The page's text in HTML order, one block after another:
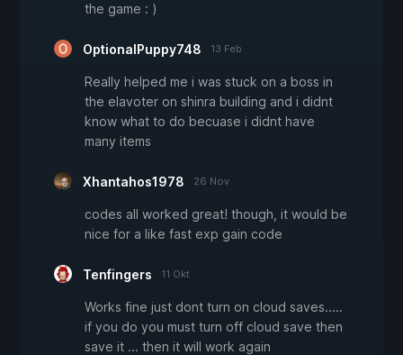
the game : )
OptionalPuppy748 13 Feb
Really helped me i was stuck on a boss in
the elavoter on shinra building and i didnt
know what to do becuase i didnt have
many items
Xhantahos1978 26 Nov
codes all worked great! though, it would be
nice for a like fast exp gain code
Tenfingers 11 Okt
Works fine just dont turn on cloud saves.....
if you do you must turn off cloud save then
save it ... then it will work again